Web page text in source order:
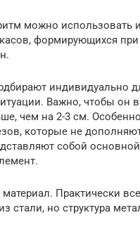
можно использовать
формирующихся
индивидуально
Важно, чтобы он
чем на 2-3 см.
которые не
собой основной
Практически
стали, но структура